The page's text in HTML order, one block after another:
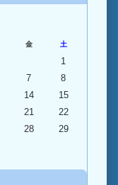
金 土
1
7
8
14
15
21
22
28
29